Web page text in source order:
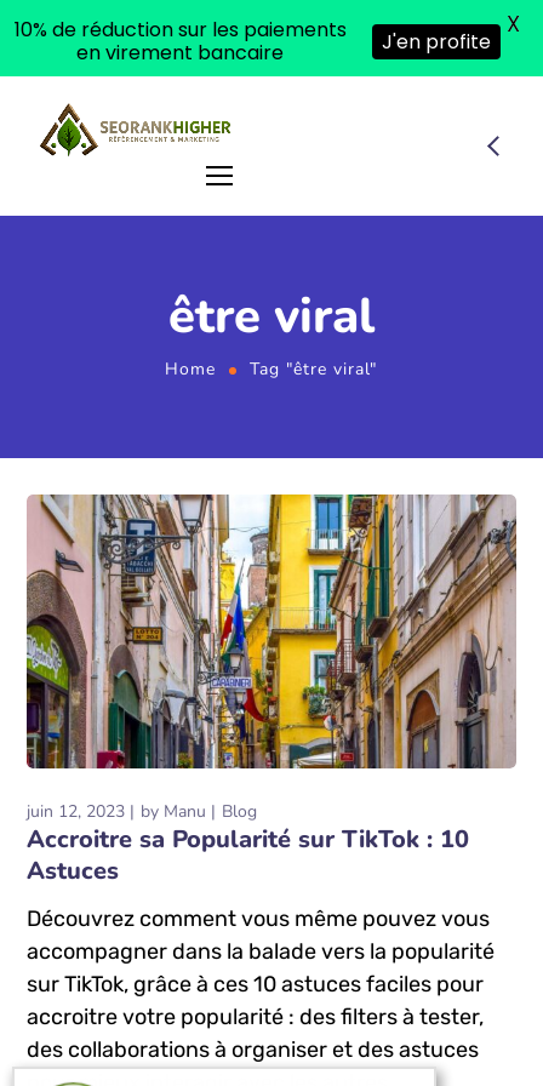
être viral
Home Tag "être viral"
juin 12, 2023 by Manu Blog
Accroitre sa Popularité sur TikTok : 10
Astuces
Découvrez comment vous même pouvez vous
accompagner dans la balade vers la popularité
sur TikTok, grâce à ces 10 astuces faciles pour
accroitre votre popularité : des filters à tester,
des collaborations à organiser et des astuces
10% de réduction sur les paiements
en virement bancaire
J'en profite
X